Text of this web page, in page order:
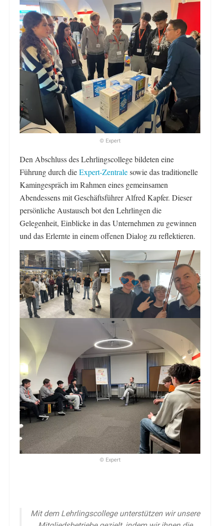
© Expert
Den Abschluss des Lehrlingscollege bildeten eine
Führung durch dieExpert-Zentralesowie das traditionelle
Kamingespräch im Rahmen eines gemeinsamen
Abendessens mit Geschäftsführer Alfred Kapfer. Dieser
persönliche Austausch bot den Lehrlingen die
Gelegenheit, Einblicke in das Unternehmen zu gewinnen
und das Erlernte in einem offenen Dialog zu reflektieren.
© Expert
Mit dem Lehrlingscollege unterstützen wir unsere